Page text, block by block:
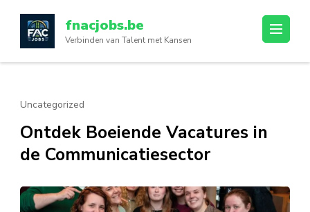
inhoud
(druk
enter)
fnacjobs.be
Verbinden van Talent met Kansen
Uncategorized
Ontdek Boeiende Vacatures in
de Communicatiesector